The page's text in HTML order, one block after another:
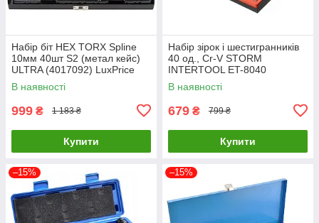
Набір біт HEX TORX Spline
10мм 40шт S2 (метал кейс)
ULTRA (4017092) LuxPrice
В наявності
999 ₴ 1 183 ₴
Купити
Набір зірок і шестигранників
40 од., Cr-V STORM
INTERTOOL ET-8040
LuxPrice
В наявності
679 ₴ 799 ₴
Купити
–15% –15%